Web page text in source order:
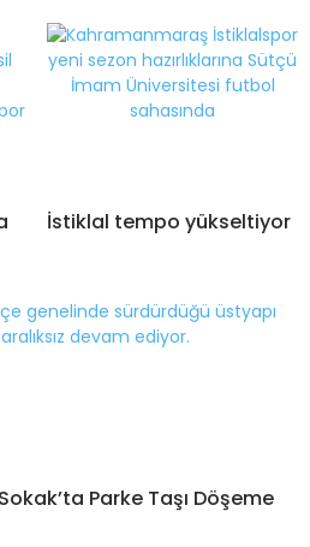
İstiklal tempo yükseltiyor
Parke Taşı Döşeme